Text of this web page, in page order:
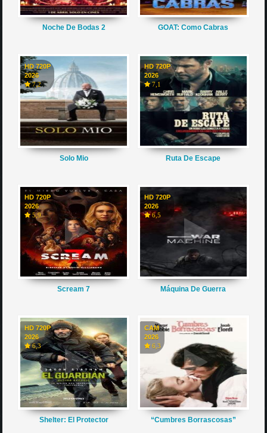
Noche De Bodas 2 GOAT: Como Cabras
HD 720P
2026
7,2
Solo Mio
HD 720P
2026
7,1
Ruta De Escape
HD 720P
2026
5,9
Scream 7
HD 720P
2026
6,5
Máquina De Guerra
HD 720P
2026
6,3
Shelter: El Protector
CAM
2026
6,3
“Cumbres Borrascosas”